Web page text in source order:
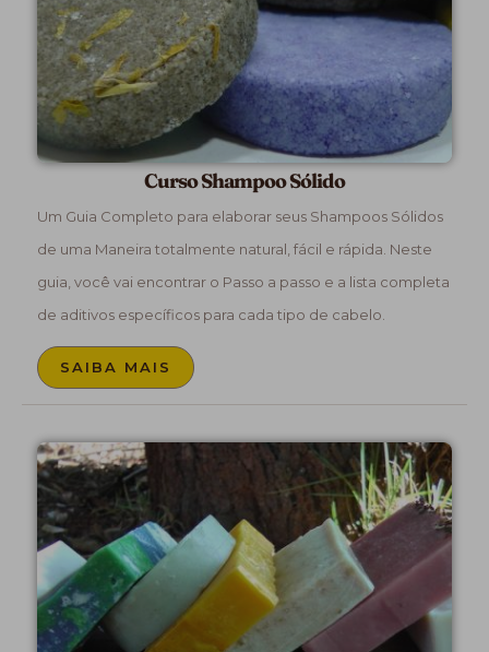
Curso Shampoo Sólido
Um Guia Completo para elaborar seus Shampoos Sólidos
de uma Maneira totalmente natural, fácil e rápida. Neste
guia, você vai encontrar o Passo a passo e a lista completa
de aditivos específicos para cada tipo de cabelo.
SAIBA MAIS